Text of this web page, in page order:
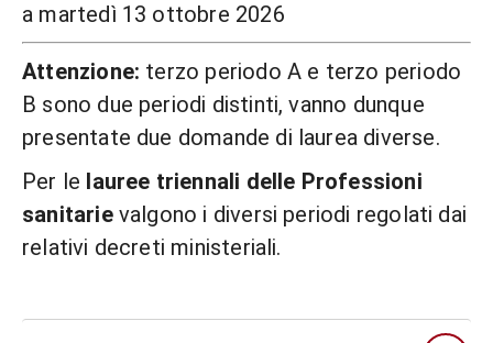
a martedì 13 ottobre 2026
Attenzione: terzo periodo A e terzo periodo
B sono due periodi distinti, vanno dunque
presentate due domande di laurea diverse.
Per le lauree triennali delle Professioni
sanitarie valgono i diversi periodi regolati dai
relativi decreti ministeriali.